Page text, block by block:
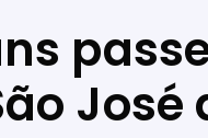
José